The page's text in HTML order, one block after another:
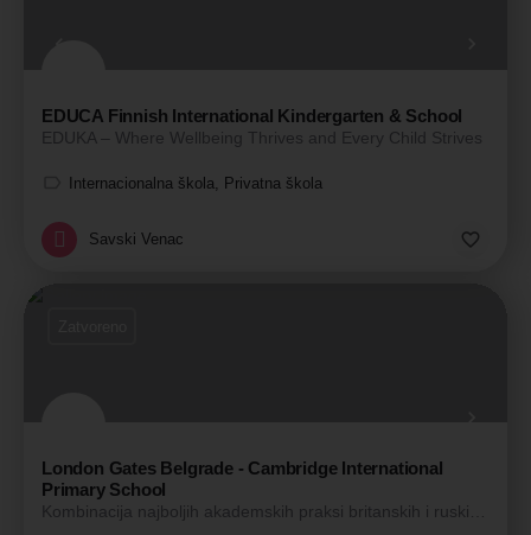
EDUCA Finnish International Kindergarten & School
EDUKA – Where Wellbeing Thrives and Every Child Strives
Internacionalna škola, Privatna škola
Savski Venac
London Gates Belgrade - Cambridge International
Primary School